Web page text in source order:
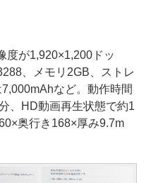
が1,920×1,200ドッ
、メモリ2GB、ストレ
など。動作時間
、HD動画再生状態で約1
奥行き168×厚み9.7m